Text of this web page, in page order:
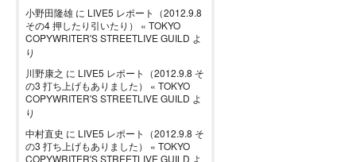
小野田隆雄 に LIVE5 レポート（2012.9.8
その4 押したり引いたり） « TOKYO
COPYWRITER'S STREETLIVE GUILD よ
り
川野康之 に LIVE5 レポート（2012.9.8 そ
の3 打ち上げもありました） « TOKYO
COPYWRITER'S STREETLIVE GUILD よ
り
中村直史 に LIVE5 レポート（2012.9.8 そ
の3 打ち上げもありました） « TOKYO
COPYWRITER'S STREETLIVE GUILD よ